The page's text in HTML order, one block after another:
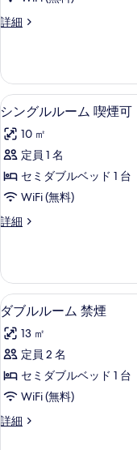
り
込
件
ム
煙
の
す
べ
て
の
写
真
示
す
る
詳細
シ
ル
ー
ム
煙
の
細
シ
ン
グ
ル
ル
ム
煙
可
の
す
べ
て
の
写
3
シングルルーム 喫煙可
10 ㎡
定員 1 名
セミダブルベッド 1 台
WiFi (無料)
詳細
シ
ル
ー
ム
喫
煙
可
詳
細
ダ
ブ
ル
ル
ー
禁
2
ダブルルーム 禁煙
13 ㎡
定員 2 名
セミダブルベッド 1 台
WiFi (無料)
詳細
ダ